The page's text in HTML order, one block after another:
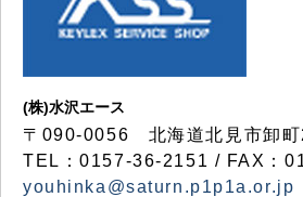
(株)水沢エース
〒090-0056 北海道北見市卸町
TEL：0157-36-2151 / FAX：
youhinka@saturn.p1p1a.or.jp